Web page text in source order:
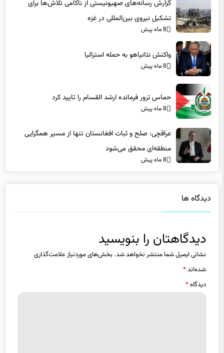
گزارش رسانه‌های صهیونیستی از ناکامی تلاش‌ها برای
تشکیل نیروی بین‌المللی در غزه
8 ماه پیش
واکنش نتانیاهو به حمله استرالیا
8 ماه پیش
حماس ترور فرمانده ارشد القسام را تایید کرد
8 ماه پیش
عراقچی: صلح و ثبات افغانستان تنها از مسیر همگرایی
منطقه‌ای محقق می‌شود
8 ماه پیش
دیدگاه ها
دیدگاهتان را بنویسید
نشانی ایمیل شما منتشر نخواهد شد. بخش‌های موردنیاز علامت‌گذاری
شده‌اند*
دیدگاه*